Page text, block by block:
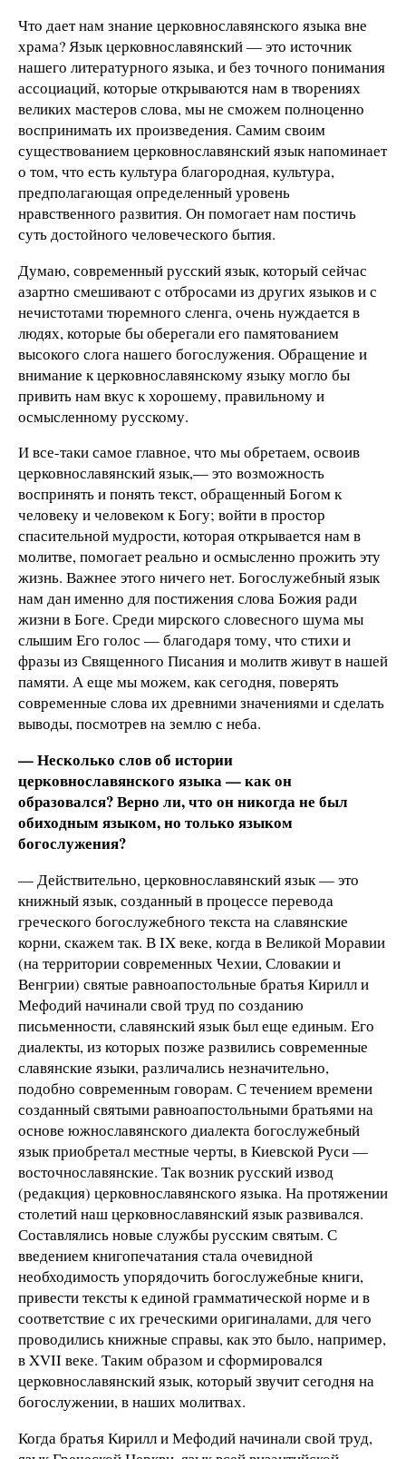
Что дает нам знание церковнославянского языка вне
храма? Язык церковнославянский — это источник
нашего литературного языка, и без точного понимания
ассоциаций, которые открываются нам в творениях
великих мастеров слова, мы не сможем полноценно
воспринимать их произведения. Самим своим
существованием церковнославянский язык напоминает
о том, что есть культура благородная, культура,
предполагающая определенный уровень
нравственного развития. Он помогает нам постичь
суть достойного человеческого бытия.
Думаю, современный русский язык, который сейчас
азартно смешивают с отбросами из других языков и с
нечистотами тюремного сленга, очень нуждается в
людях, которые бы оберегали его памятованием
высокого слога нашего богослужения. Обращение и
внимание к церковнославянскому языку могло бы
привить нам вкус к хорошему, правильному и
осмысленному русскому.
И все-таки самое главное, что мы обретаем, освоив
церковнославянский язык,— это возможность
воспринять и понять текст, обращенный Богом к
человеку и человеком к Богу; войти в простор
спасительной мудрости, которая открывается нам в
молитве, помогает реально и осмысленно прожить эту
жизнь. Важнее этого ничего нет. Богослужебный язык
нам дан именно для постижения слова Божия ради
жизни в Боге. Среди мирского словесного шума мы
слышим Его голос — благодаря тому, что стихи и
фразы из Священного Писания и молитв живут в нашей
памяти. А еще мы можем, как сегодня, поверять
современные слова их древними значениями и сделать
выводы, посмотрев на землю с неба.
— Несколько слов об истории
церковнославянского языка — как он
образовался? Верно ли, что он никогда не был
обиходным языком, но только языком
богослужения?
— Действительно, церковнославянский язык — это
книжный язык, созданный в процессе перевода
греческого богослужебного текста на славянские
корни, скажем так. В IX веке, когда в Великой Моравии
(на территории современных Чехии, Словакии и
Венгрии) святые равноапостольные братья Кирилл и
Мефодий начинали свой труд по созданию
письменности, славянский язык был еще единым. Его
диалекты, из которых позже развились современные
славянские языки, различались незначительно,
подобно современным говорам. С течением времени
созданный святыми равноапостольными братьями на
основе южнославянского диалекта богослужебный
язык приобретал местные черты, в Киевской Руси —
восточнославянские. Так возник русский извод
(редакция) церковнославянского языка. На протяжении
столетий наш церковнославянский язык развивался.
Составлялись новые службы русским святым. С
введением книгопечатания стала очевидной
необходимость упорядочить богослужебные книги,
привести тексты к единой грамматической норме и в
соответствие с их греческими оригиналами, для чего
проводились книжные справы, как это было, например,
в XVII веке. Таким образом и сформировался
церковнославянский язык, который звучит сегодня на
богослужении, в наших молитвах.
Когда братья Кирилл и Мефодий начинали свой труд,